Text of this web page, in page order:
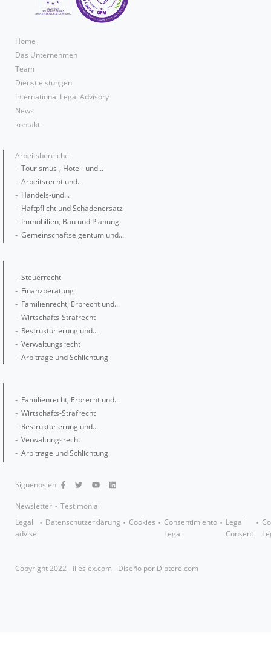
Home
Das Unternehmen
Team
Dienstleistungen
International Legal Advisory
News
kontakt
Arbeitsbereiche
Tourismus-, Hotel- und...
Arbeitsrecht und...
Handels-und...
Haftpflicht und Schadenersatz
Immobilien, Bau und Planung
Gemeinschaftseigentum und...
Steuerrecht
Finanzberatung
Familienrecht, Erbrecht und...
Wirtschafts-Strafrecht
Restrukturierung und...
Verwaltungsrecht
Arbitrage und Schlichtung
Familienrecht, Erbrecht und...
Wirtschafts-Strafrecht
Restrukturierung und...
Verwaltungsrecht
Arbitrage und Schlichtung
Siguenos en
Newsletter
Testimonial
Legal
advise
Datenschutzerklärung Cookies
Consentimiento
Legal
Legal
Consent
Copyright 2022 - Illeslex.com - Diseño por Diptere.com